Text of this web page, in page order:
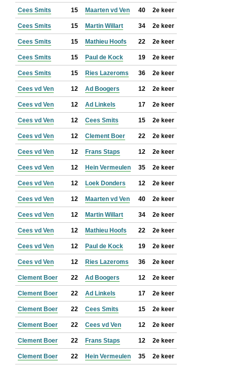
Cees Smits 15 Maarten vd Ven 40 2e keer
Cees Smits 15 Martin Willart 34 2e keer
Cees Smits 15 Mathieu Hoofs 22 2e keer
Cees Smits 15 Paul de Kock 19 2e keer
Cees Smits 15 Ries Lazeroms 36 2e keer
Cees vd Ven 12 Ad Boogers 12 2e keer
Cees vd Ven 12 Ad Linkels 17 2e keer
Cees vd Ven 12 Cees Smits 15 2e keer
Cees vd Ven 12 Clement Boer 22 2e keer
Cees vd Ven 12 Frans Staps 12 2e keer
Cees vd Ven 12 Hein Vermeulen 35 2e keer
Cees vd Ven 12 Loek Donders 12 2e keer
Cees vd Ven 12 Maarten vd Ven 40 2e keer
Cees vd Ven 12 Martin Willart 34 2e keer
Cees vd Ven 12 Mathieu Hoofs 22 2e keer
Cees vd Ven 12 Paul de Kock 19 2e keer
Cees vd Ven 12 Ries Lazeroms 36 2e keer
Clement Boer 22 Ad Boogers 12 2e keer
Clement Boer 22 Ad Linkels 17 2e keer
Clement Boer 22 Cees Smits 15 2e keer
Clement Boer 22 Cees vd Ven 12 2e keer
Clement Boer 22 Frans Staps 12 2e keer
Clement Boer 22 Hein Vermeulen 35 2e keer